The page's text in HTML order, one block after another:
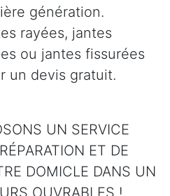
génération.
rayées, jantes
ou jantes fissurées
un devis gratuit.
UN SERVICE
ET DE
DOMICLE DANS UN
OUVRABLES !